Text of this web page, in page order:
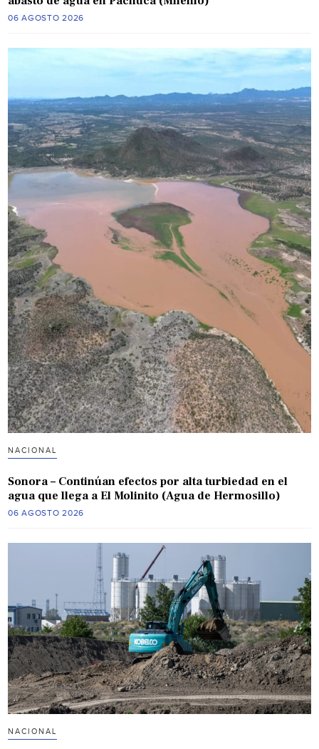
06 AGOSTO 2026
NACIONAL
Sonora – Continúan efectos por alta turbiedad en el
agua que llega a El Molinito (Agua de Hermosillo)
06 AGOSTO 2026
NACIONAL